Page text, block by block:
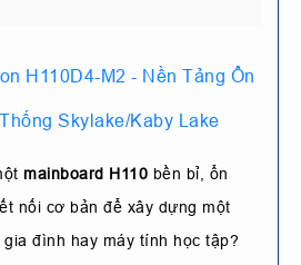
H110D4-M2 - Nền Tảng Ổn
Skylake/Kaby Lake
mainboard H110 bền bỉ, ổn
nối cơ bản để xây dựng một
đình hay máy tính học tập?